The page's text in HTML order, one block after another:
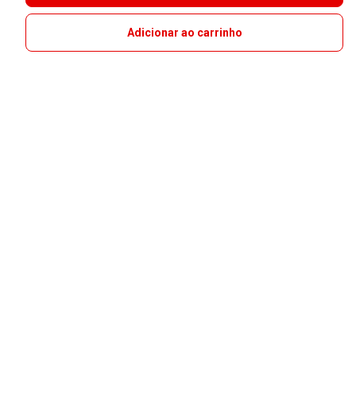
Adicionar ao carrinho